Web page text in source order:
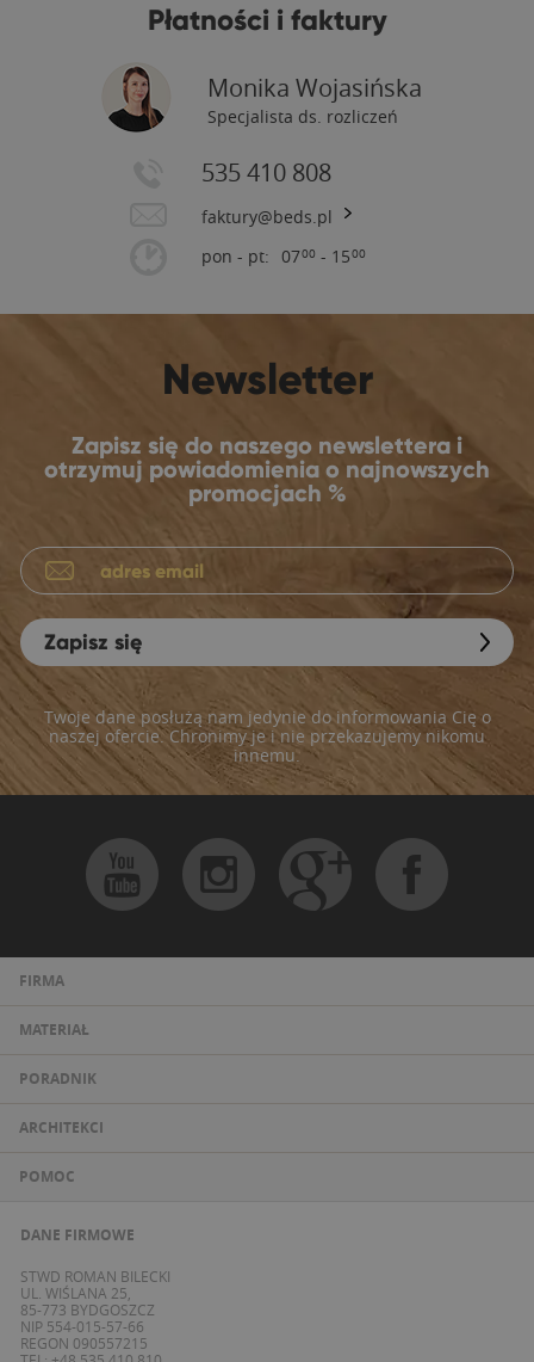
Płatności i faktury
Monika Wojasińska
Specjalista ds. rozliczeń
535 410 808
faktury@beds.pl
pon - pt: 0700 - 1500
Newsletter
Zapisz się do naszego newslettera i
otrzymuj powiadomienia o najnowszych
promocjach %
Zapisz się
Twoje dane posłużą nam jedynie do informowania Cię o
naszej ofercie. Chronimy je i nie przekazujemy nikomu
innemu.
FIRMA
MATERIAŁ
PORADNIK
ARCHITEKCI
POMOC
DANE FIRMOWE
STWD ROMAN BILECKI
UL. WIŚLANA 25,
85-773 BYDGOSZCZ
NIP 554-015-57-66
REGON 090557215